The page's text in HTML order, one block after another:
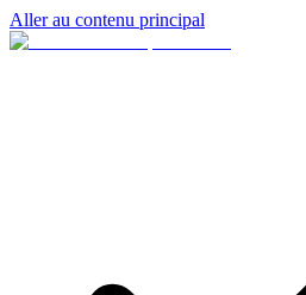
Aller au contenu principal